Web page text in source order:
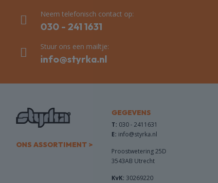
Neem telefonisch contact op:
030 - 241 1631
Stuur ons een mailtje:
info@styrka.nl
ONS ASSORTIMENT >
GEGEVENS
T: 030 - 2411631
E: info@styrka.nl
Proostwetering 25D
3543AB Utrecht
KvK: 30269220